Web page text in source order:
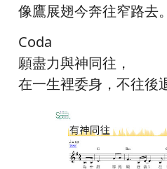
像鷹展翅今奔往窄路去。
Coda
願盡力與神同往，
在一生裡委身，不往後